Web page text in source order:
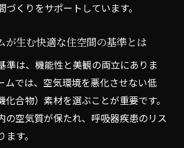
用時の壁紙リフォームポイント
ーム申請時に押さえるべき注意事項
ツを押さえたリフォーム事例紹介
ムで選ばれる壁紙の実例と工夫
施設の壁紙リフォーム事例から学ぶ
最適な壁紙リフォームの体験談
づくりをサポートしています。
が生む快適な住空間の基準とは
準は、機能性と美観の両立にありま
ムでは、空気環境を悪化させない低
化合物）素材を選ぶことが重要です。
の空気質が保たれ、呼吸器疾患のリス
す。